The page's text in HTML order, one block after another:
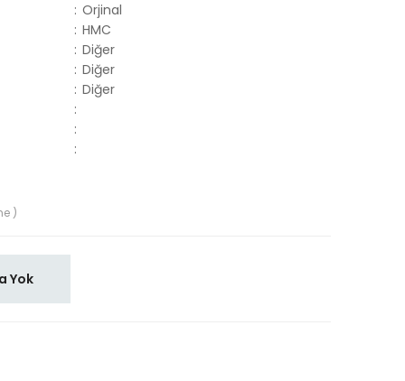
: Orjinal
: HMC
: Diğer
: Diğer
: Diğer
:
:
:
)
Yok